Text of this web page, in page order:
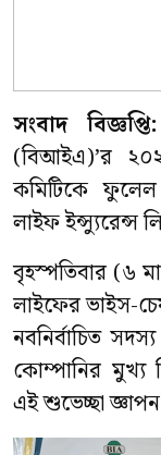
সংবাদ বিজ্ঞপ্তি:
(বিআইএ)’র
কমিটিকে ফুলেল
লাইফ ইন্স্যুরেন্স
বৃহস্পতিবার (৬
লাইফের ভাইস-
নবনির্বাচিত
কোম্পানির মুখ্য
এই শুভেচ্ছা